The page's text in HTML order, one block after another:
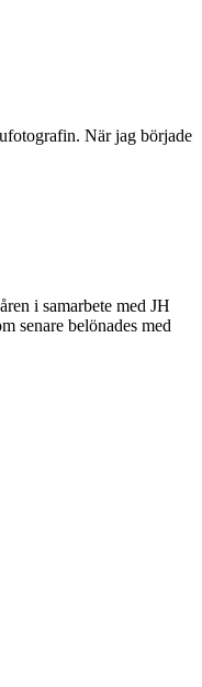
När jag började
i samarbete med JH
senare belönades med